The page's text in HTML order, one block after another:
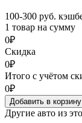
100-300 руб.
1 товар на сумму
0₽
Скидка
0₽
Итого с учётом
0₽
Добавить в корзину
Другие авто из